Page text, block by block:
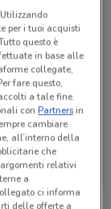
Viaggi
per i tuoi acquisti
questo è
in base alle
collegate,
fare questo,
a tale fine.
conPartnersin
cambiare
all’interno della
che
relativi
a
ci informa
delle offerte a